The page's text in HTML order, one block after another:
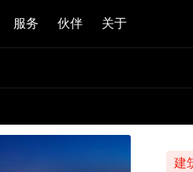
服务 伙伴 关于
建